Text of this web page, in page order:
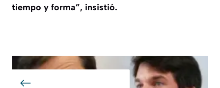
tiempo y forma”, insistió.